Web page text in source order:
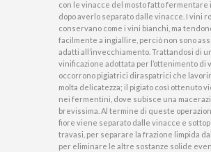
con le vinacce del mosto fatto fermentare
dopo averlo separato dalle vinacce. I vini
conservano come i vini bianchi, ma
facilmente a ingiallire, perciò non sono
adatti all’invecchiamento. Trattandosi di
vinificazione adottata per l’ottenimento di
occorrono pigiatrici diraspatrici che
molta delicatezza; il pigiato così ottenuto
nei fermentini, dove subisce una
brevissima. Al termine di queste
fiore viene separato dalle vinacce e
travasi, per separare la frazione limpida
per eliminare le altre sostanze solide